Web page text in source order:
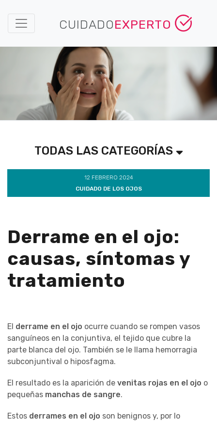
CUIDADOEXPERTO
TODAS LAS CATEGORÍAS
12 FEBRERO 2024
CUIDADO DE LOS OJOS
Derrame en el ojo:
causas, síntomas y
tratamiento
El derrame en el ojo ocurre cuando se rompen vasos
sanguíneos en la conjuntiva, el tejido que cubre la
parte blanca del ojo. También se le llama hemorragia
subconjuntival o hiposfagma.
El resultado es la aparición de venitas rojas en el ojo o
pequeñas manchas de sangre.
Estos derrames en el ojo son benignos y, por lo